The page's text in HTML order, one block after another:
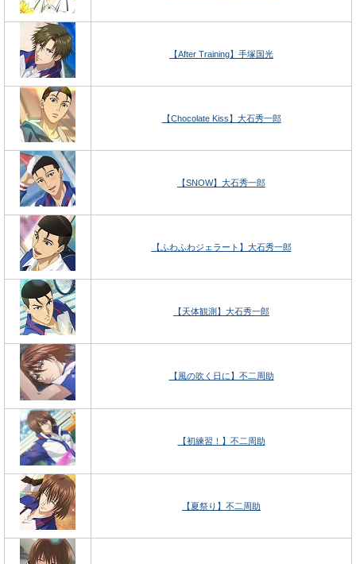
【After Training】手塚国光
【Chocolate Kiss】大石秀一郎
【SNOW】大石秀一郎
【ふわふわジェラート】大石秀一郎
【天体観測】大石秀一郎
【風の吹く日に】不二周助
【初練習！】不二周助
【夏祭り】不二周助